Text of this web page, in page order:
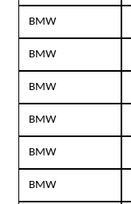
BMW
BMW
BMW
BMW
BMW
BMW